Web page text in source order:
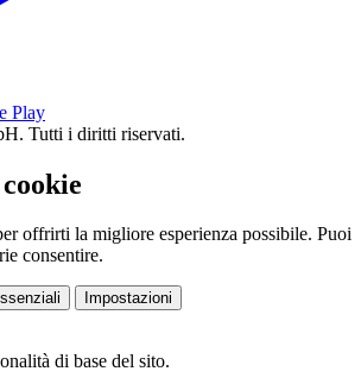
Play
Tutti i diritti riservati.
offrirti la migliore esperienza possibile. Puoi
consentire.
Impostazioni
di base del sito.